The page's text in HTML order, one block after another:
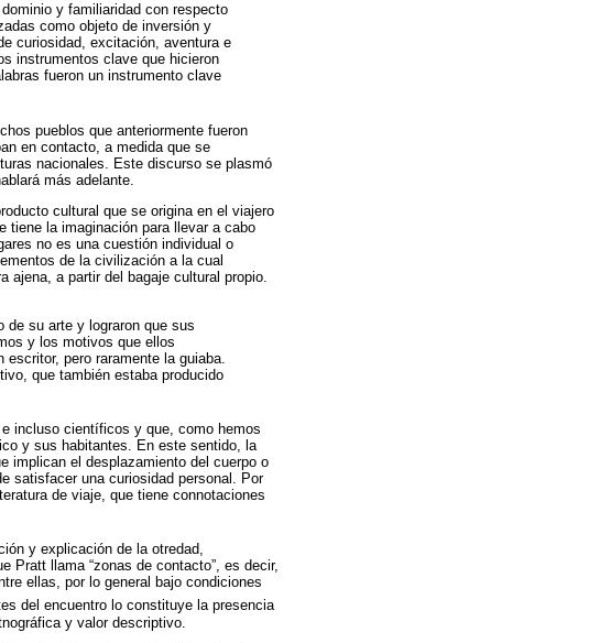
y familiaridad con respecto
como objeto de inversión y
curiosidad, excitación, aventura e
instrumentos clave que hicieron
fueron un instrumento clave
pueblos que anteriormente fueron
en contacto, a medida que se
nacionales. Este discurso se plasmó
más adelante.
cultural que se origina en el viajero
tiene la imaginación para llevar a cabo
no es una cuestión individual o
de la civilización a la cual
ajena, a partir del bagaje cultural propio.
de su arte y lograron que sus
y los motivos que ellos
pero raramente la guiaba.
que también estaba producido
incluso científicos y que, como hemos
y sus habitantes. En este sentido, la
implican el desplazamiento del cuerpo o
satisfacer una curiosidad personal. Por
de viaje, que tiene connotaciones
y explicación de la otredad,
Pratt llama “zonas de contacto”, es decir,
ellas, por lo general bajo condiciones
del encuentro lo constituye la presencia
y valor descriptivo.